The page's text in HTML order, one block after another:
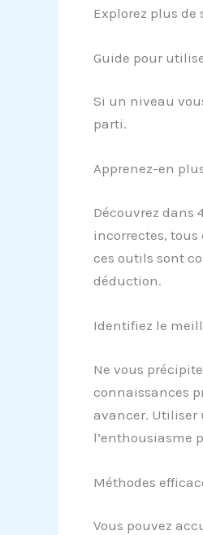
Explorez plus
Guide pour
Si un niveau
parti.
Apprenez-en
Découvrez dans
incorrectes,
ces outils sont
déduction.
Identifiez le
Ne vous
connaissances
avancer.
l’enthousiasme
Méthodes
Vous pouvez